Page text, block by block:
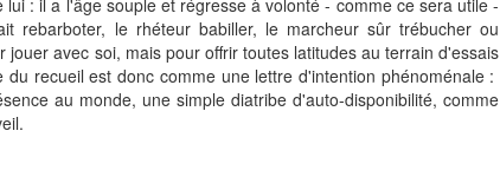
rebarboter, le rhéteur babiller, le marcheur sûr trébucher ou
jouer avec soi, mais pour offrir toutes latitudes au terrain d'essais
recueil est donc comme une lettre d'intention phénoménale :
au monde, une simple diatribe d'auto-disponibilité, comme